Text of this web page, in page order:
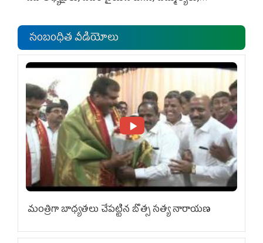
సంబంధిత వీడియోలు
మంత్రిగా బాధ్యతలు చేపట్టిన బొత్స సత్య నారాయణ